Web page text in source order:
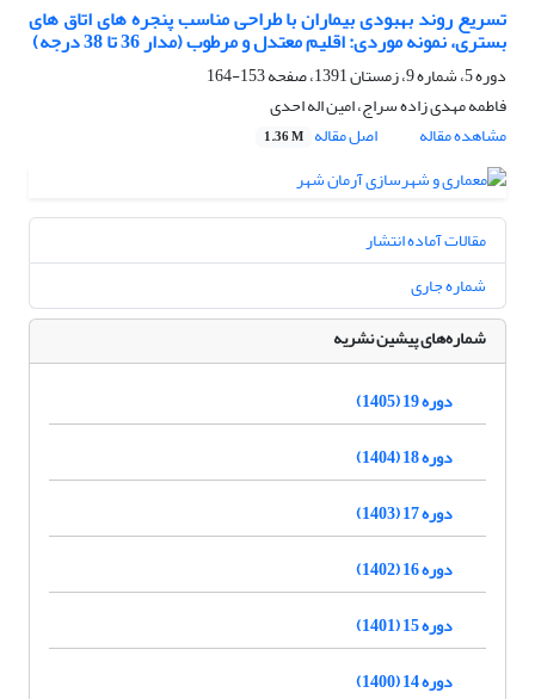
تسریع روند بهبودی بیماران با طراحی مناسب پنجره های اتاق های
بستری، نمونه موردی: اقلیم معتدل و مرطوب (مدار 36 تا 38 درجه)
دوره 5، شماره 9، زمستان 1391، صفحه
153-164
فاطمه مهدی زاده سراج، امین اله احدی
مشاهده مقاله
اصل مقاله 1.36 M
مقالات آماده انتشار
شماره جاری
شماره‌های پیشین نشریه
دوره 19 (1405)
دوره 18 (1404)
دوره 17 (1403)
دوره 16 (1402)
دوره 15 (1401)
دوره 14 (1400)